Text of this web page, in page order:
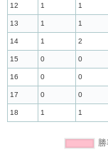
12 1 1
13 1 1
14 1 2
15 0 0
16 0 0
17 0 0
18 1 1